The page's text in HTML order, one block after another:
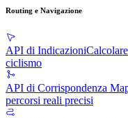
Routing e Navigazione
API di Indicazioni
ciclismo
API di Corrispondenza
percorsi reali precisi